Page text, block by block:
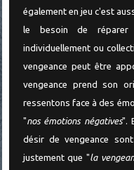
également en jeu c'est
le besoin de
individuellement ou
vengeance peut être
vengeance prend son
ressentons face à des
"nos émotions négatives".
désir de vengeance
justement que "la